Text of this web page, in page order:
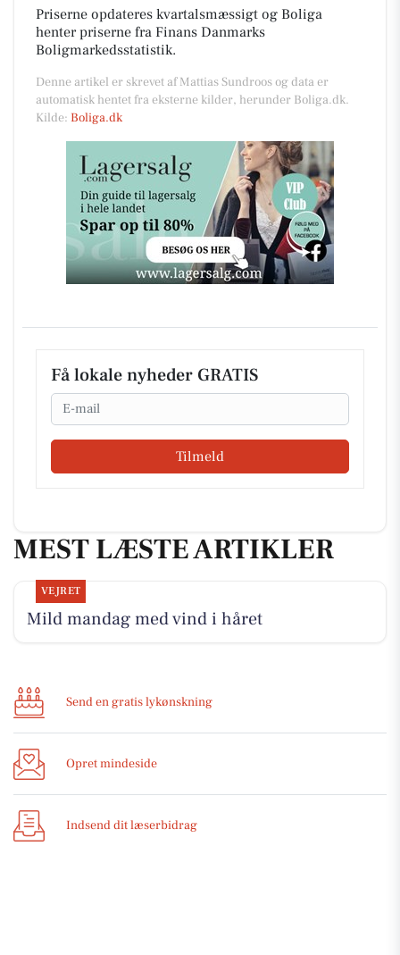
Priserne opdateres kvartalsmæssigt og Boliga
henter priserne fra Finans Danmarks
Boligmarkedsstatistik.
Denne artikel er skrevet af Mattias Sundroos og data er
automatisk hentet fra eksterne kilder, herunder Boliga.dk.
Kilde: Boliga.dk
Få lokale nyheder GRATIS
Email
Tilmeld
MEST LÆSTE ARTIKLER
VEJRET
Mild mandag med vind i håret
Send en gratis lykønskning
Opret mindeside
Indsend dit læserbidrag